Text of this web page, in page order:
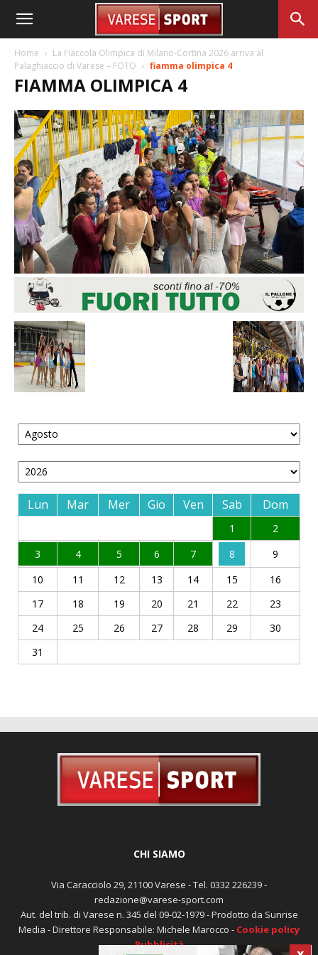
Home
La Fiaccola Olimpica di Milano-Cortina 2026 arriva al
Palaghiaccio di Varese – FOTO
fiamma olimpica 4
FIAMMA OLIMPICA 4
Lun Mar Mer Gio Ven Sab Dom
1
2
3
4 5 6 7 8
9
10
11 12 13 14 15
16
17
18 19 20 21 22
23
24
25 26 27 28 29
30
31
CHI SIAMO
Via Caracciolo 29, 21100 Varese - Tel. 0332 226239 -
redazione@varese-sport.com
Aut. del trib. di Varese n. 345 del 09-02-1979 - Prodotto da Sunrise
Media - Direttore Responsabile: Michele Marocco - Cookie policy
Pubblicità